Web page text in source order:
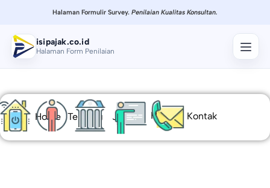
Halaman Formulir Survey. Penilaian Kualitas Konsultan.
isipajak.co.id
Halaman Form Penilaian
Home Tentang Jasa Harga Kontak